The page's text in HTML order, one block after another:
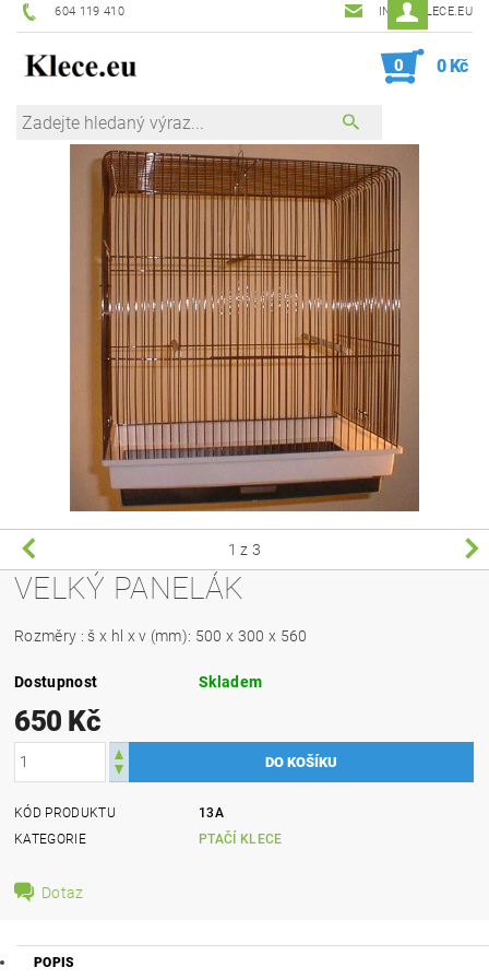
604 119 410 INFO@KLECE.EU
0 0 Kč
1 z 3
VELKÝ PANELÁK
Rozměry : š x hl x v (mm): 500 x 300 x 560
Dostupnost Skladem
650 Kč
KÓD PRODUKTU
13A
KATEGORIE
PTAČÍ KLECE
Dotaz
POPIS